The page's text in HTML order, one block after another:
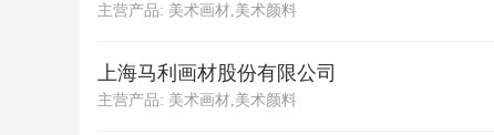
主营产品: 美术画材,美术颜料
上海马利画材股份有限公司
主营产品: 美术画材,美术颜料